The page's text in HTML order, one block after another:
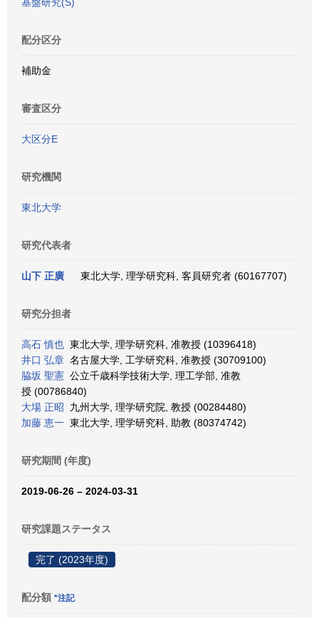
配分区分
補助金
審査区分
大区分E
研究機関
東北大学
研究代表者
山下 正廣 東北大学, 理学研究科, 客員研究者 (60167707)
研究分担者
高石 慎也 東北大学, 理学研究科, 准教授 (10396418)
井口 弘章 名古屋大学, 工学研究科, 准教授 (30709100)
脇坂 聖憲 公立千歳科学技術大学, 理工学部, 准教
授 (00786840)
大場 正昭 九州大学, 理学研究院, 教授 (00284480)
加藤 恵一 東北大学, 理学研究科, 助教 (80374742)
研究期間 (年度)
2019-06-26 – 2024-03-31
研究課題ステータス
完了 (2023年度)
配分額 *注記